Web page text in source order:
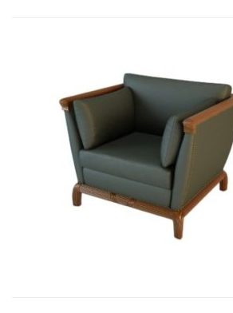
01006 Кресло Бордон...
9 434,46